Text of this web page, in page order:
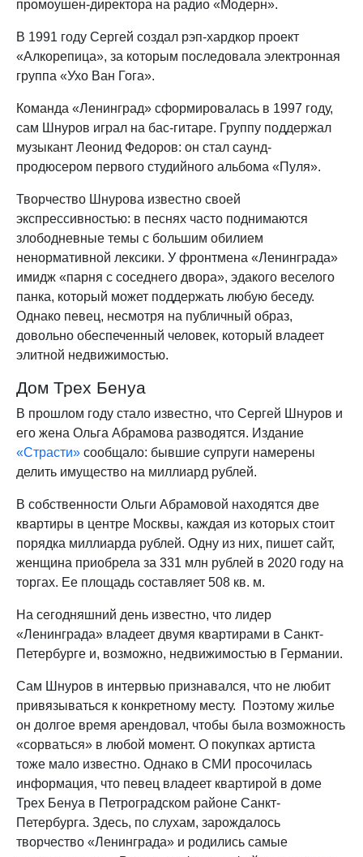
промоушен-директора на радио «Модерн».
В 1991 году Сергей создал рэп-хардкор проект
«Алкорепица», за которым последовала электронная
группа «Ухо Ван Гога».
Команда «Ленинград» сформировалась в 1997 году,
сам Шнуров играл на бас-гитаре. Группу поддержал
музыкант Леонид Федоров: он стал саунд-
продюсером первого студийного альбома «Пуля».
Творчество Шнурова известно своей
экспрессивностью: в песнях часто поднимаются
злободневные темы с большим обилием
ненормативной лексики. У фронтмена «Ленинграда»
имидж «парня с соседнего двора», эдакого веселого
панка, который может поддержать любую беседу.
Однако певец, несмотря на публичный образ,
довольно обеспеченный человек, который владеет
элитной недвижимостью.
Дом Трех Бенуа
В прошлом году стало известно, что Сергей Шнуров и
его жена Ольга Абрамова разводятся. Издание
«Страсти» сообщало: бывшие супруги намерены
делить имущество на миллиард рублей.
В собственности Ольги Абрамовой находятся две
квартиры в центре Москвы, каждая из которых стоит
порядка миллиарда рублей. Одну из них, пишет сайт,
женщина приобрела за 331 млн рублей в 2020 году на
торгах. Ее площадь составляет 508 кв. м.
На сегодняшний день известно, что лидер
«Ленинграда» владеет двумя квартирами в Санкт-
Петербурге и, возможно, недвижимостью в Германии.
Сам Шнуров в интервью признавался, что не любит
привязываться к конкретному месту. Поэтому жилье
он долгое время арендовал, чтобы была возможность
«сорваться» в любой момент. О покупках артиста
тоже мало известно. Однако в СМИ просочилась
информация, что певец владеет квартирой в доме
Трех Бенуа в Петроградском районе Санкт-
Петербурга. Здесь, по слухам, зарождалось
творчество «Ленинграда» и родились самые